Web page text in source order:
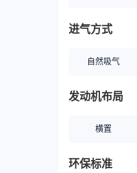
进气方式
自然吸气
发动机布局
横置
环保标准